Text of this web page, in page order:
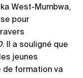
West-Mumbwa,
pour
. Il a souligné que
jeunes
de formation va